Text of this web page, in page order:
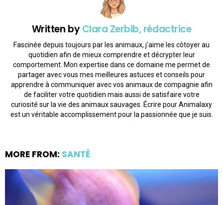
Written byClara Zerbib, rédactrice
Fascinée depuis toujours par les animaux, j'aime les côtoyer au
quotidien afin de mieux comprendre et décrypter leur
comportement. Mon expertise dans ce domaine me permet de
partager avec vous mes meilleures astuces et conseils pour
apprendre à communiquer avec vos animaux de compagnie afin
de faciliter votre quotidien mais aussi de satisfaire votre
curiosité sur la vie des animaux sauvages. Écrire pour Animalaxy
est un véritable accomplissement pour la passionnée que je suis.
MORE FROM: SANTÉ